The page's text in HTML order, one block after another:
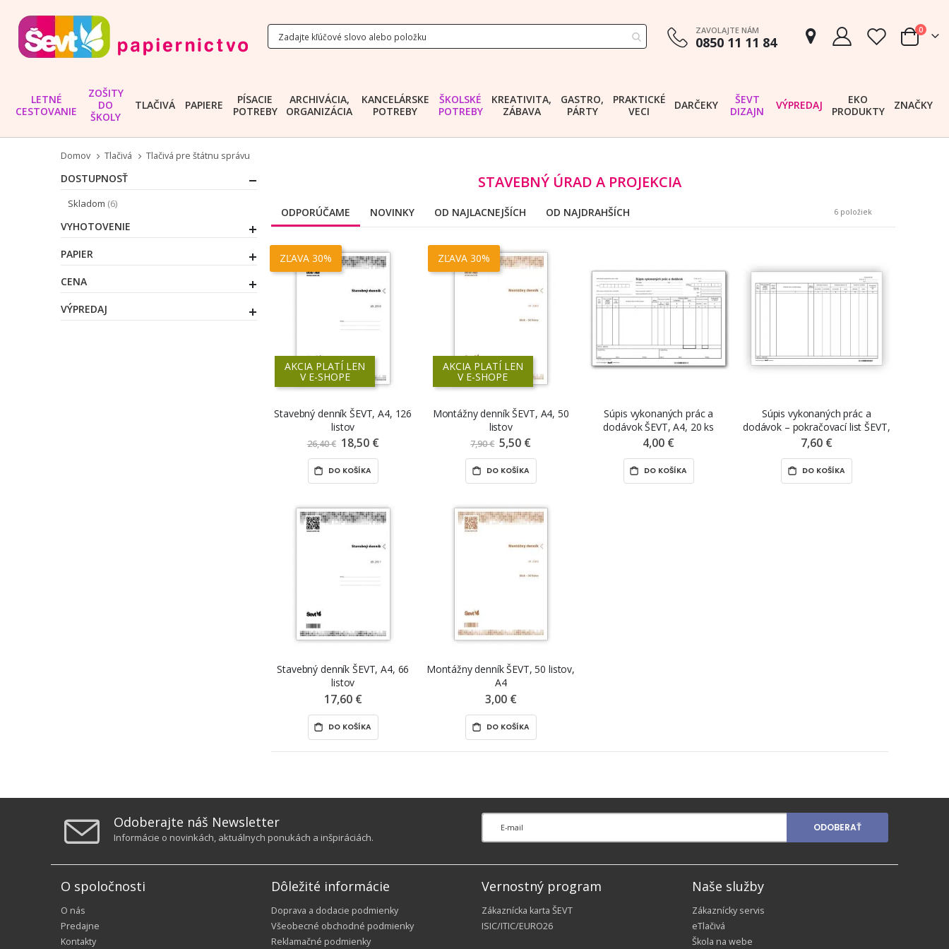
ZAVOLAJTE NÁM
0850 11 11 84 Cart
0
LETNÉ
CESTOVANIE
ZOŠITY
DO
ŠKOLY
TLAČIVÁ PAPIERE
PÍSACIE
POTREBY
ARCHIVÁCIA,
ORGANIZÁCIA
KANCELÁRSKE
POTREBY
ŠKOLSKÉ
POTREBY
KREATIVITA,
ZÁBAVA
GASTRO,
PÁRTY
PRAKTICKÉ
VECI
DARČEKY
ŠEVT
DIZAJN
VÝPREDAJ
EKO
PRODUKTY
ZNAČKY
Domov Tlačivá Tlačivá pre štátnu správu
STAVEBNÝ ÚRAD A PROJEKCIA
ODPORÚČAME NOVINKY OD NAJLACNEJŠÍCH OD NAJDRAHŠÍCH 6položiek
AKCIA PLATÍ LEN
V E-SHOPE
ZĽAVA 30%
Stavebný denník ŠEVT, A4, 126
listov
26,40 € Znížená
cena
18,50 €
DO KOŠÍKA
AKCIA PLATÍ LEN
V E-SHOPE
ZĽAVA 30%
Montážny denník ŠEVT, A4, 50
listov
7,90 € Znížená
cena
5,50 €
DO KOŠÍKA
Súpis vykonaných prác a
dodávok ŠEVT, A4, 20 ks
4,00 €
DO KOŠÍKA
Súpis vykonaných prác a
dodávok – pokračovací list ŠEVT,
A4, 20 ks
7,60 €
DO KOŠÍKA
Stavebný denník ŠEVT, A4, 66
listov
17,60 €
DO KOŠÍKA
Montážny denník ŠEVT, 50 listov,
A4
3,00 €
DO KOŠÍKA
DOSTUPNOSŤ
Skladom 6
položky
VYHOTOVENIE
PAPIER
CENA
VÝPREDAJ
Odoberajte náš Newsletter
Informácie o novinkách, aktuálnych ponukách a inšpiráciách.
ODOBERAŤ
O spoločnosti
O nás
Predajne
Kontakty
Dôležité informácie
Doprava a dodacie podmienky
Všeobecné obchodné podmienky
Reklamačné podmienky
Vernostný program
Zákaznícka karta ŠEVT
ISIC/ITIC/EURO26
Naše služby
Zákaznícky servis
eTlačivá
Škola na webe